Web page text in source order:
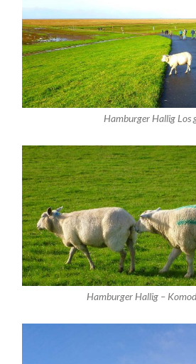
Hamburger Hallig Los
Hamburger Hallig –